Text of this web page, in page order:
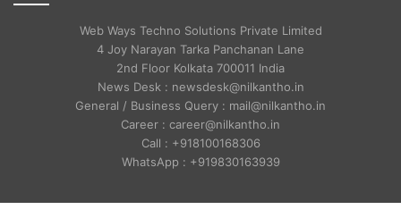
Web Ways Techno Solutions Private Limited
4 Joy Narayan Tarka Panchanan Lane
2nd Floor Kolkata 700011 India
News Desk : newsdesk@nilkantho.in
General / Business Query : mail@nilkantho.in
Career : career@nilkantho.in
Call : +918100168306
WhatsApp : +919830163939